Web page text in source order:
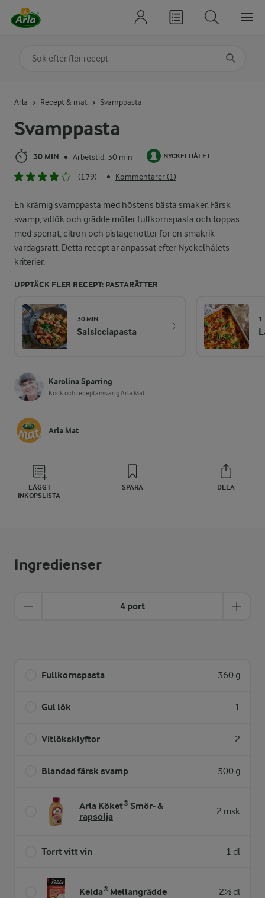
Svamppasta
30 MIN • Arbetstid: 30 min NYCKELHÅLET
(179) • Kommentarer (1)
En krämig svamppasta med höstens bästa smaker. Färsk
svamp, vitlök och grädde möter fullkornspasta och toppas
med spenat, citron och pistagenötter för en smakrik
vardagsrätt. Detta recept är anpassat efter Nyckelhålets
kriterier.
UPPTÄCK FLER RECEPT: PASTARÄTTER
30 MIN
Salsicciapasta
1
Karolina Sparring
Kock och receptansvarig Arla Mat
Arla Mat
LÄGG I
INKÖPSLISTA
SPARA DELA
Arla Recept & mat Svamppasta
Ingredienser
4 port
Fullkornspasta 360 g
Gul lök 1
Vitlöksklyftor 2
Blandad färsk svamp 500 g
Arla Köket® Smör- &
rapsolja
2 msk
Torrt vitt vin 1 dl
Kelda® Mellangrädde 2½ dl
Sök på kategori eller ingrediens